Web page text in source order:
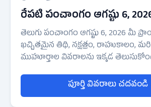
రేపటి పంచాంగం ఆగష్టు 6,
తెలుగు పంచాంగం ఆగష్టు 6, 2026 మీ
ఖచ్చితమైన తిథి, నక్షత్రం, రాహుకాలం,
ముహూర్తాల వివరాలను ఇక్కడ
పూర్తి వివరాలు చదవండి